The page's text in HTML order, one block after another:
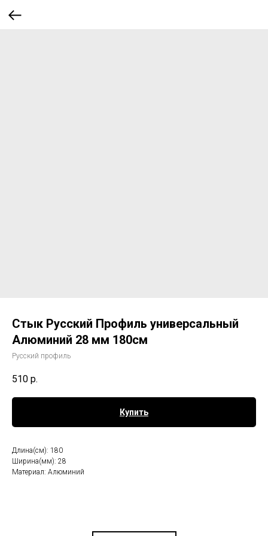
Стык Русский Профиль универсальный
Алюминий 28 мм 180см
Русский профиль
510 р.
Купить
Длина(см): 180
Ширина(мм): 28
Материал: Алюминий